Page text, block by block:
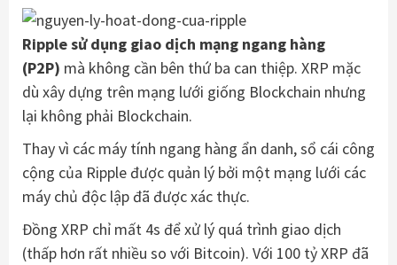
Ripple sử dụng giao dịch mạng ngang hàng
(P2P) mà không cần bên thứ ba can thiệp. XRP mặc
dù xây dựng trên mạng lưới giống Blockchain nhưng
lại không phải Blockchain.
Thay vì các máy tính ngang hàng ẩn danh, sổ cái công
cộng của Ripple được quản lý bởi một mạng lưới các
máy chủ độc lập đã được xác thực.
Đồng XRP chỉ mất 4s để xử lý quá trình giao dịch
(thấp hơn rất nhiều so với Bitcoin). Với 100 tỷ XRP đã